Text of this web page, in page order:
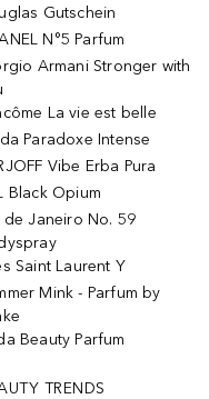
Gutschein
N°5 Parfum
Armani Stronger with
La vie est belle
Paradoxe Intense
Vibe Erba Pura
Black Opium
de Janeiro No. 59
Saint Laurent Y
Mink - Parfum by
Beauty Parfum
TRENDS